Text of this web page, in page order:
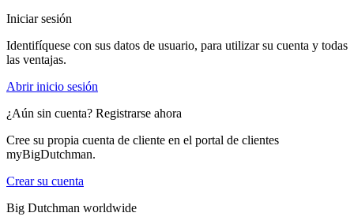
Iniciar sesión
Identifíquese con sus datos de usuario, para utilizar su cuenta y todas
las ventajas.
Abrir inicio sesión
¿Aún sin cuenta? Registrarse ahora
Cree su propia cuenta de cliente en el portal de clientes
myBigDutchman.
Crear su cuenta
Big Dutchman worldwide